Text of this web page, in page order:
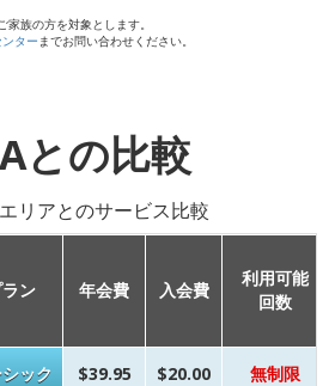
族の方を対象とします。
ター までお問い合わせください。
との比較
リアとのサービス比較
ン 年会費 入会費
利用可能
回数
ック $39.95 $20.00 無制限